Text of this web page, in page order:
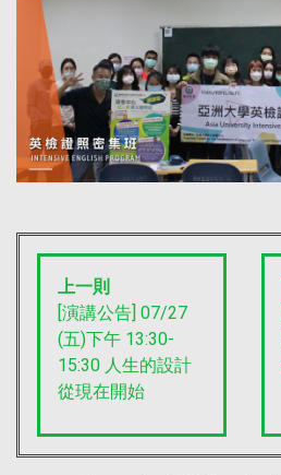
上一則
[演講公告] 07/27
(五)下午 13:30-
15:30 人生的設計
從現在開始